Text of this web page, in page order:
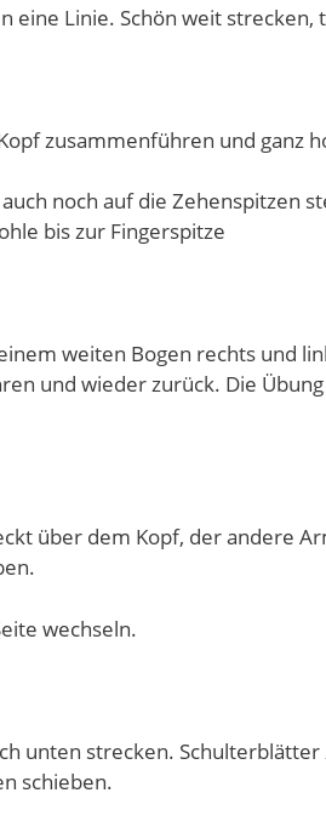
eine Linie. Schön weit strecken,
zusammenführen und ganz
noch auf die Zehenspitzen
bis zur Fingerspitze
weiten Bogen rechts und
und wieder zurück. Die
über dem Kopf, der andere
wechseln.
unten strecken.
schieben.